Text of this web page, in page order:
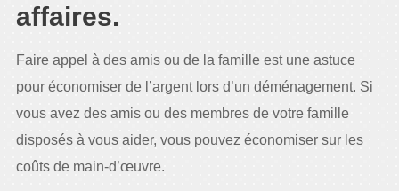
affaires.
Faire appel à des amis ou de la famille est une astuce
pour économiser de l’argent lors d’un déménagement. Si
vous avez des amis ou des membres de votre famille
disposés à vous aider, vous pouvez économiser sur les
coûts de main-d’œuvre.